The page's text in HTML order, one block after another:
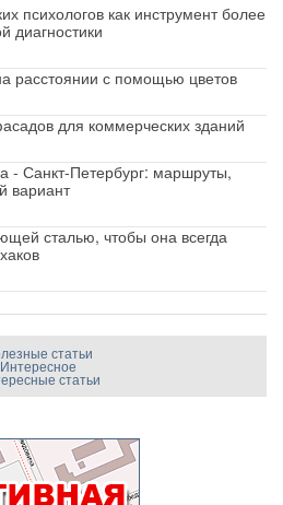
психологов как инструмент более
диагностики
расстоянии с помощью цветов
для коммерческих зданий
- Санкт-Петербург: маршруты,
вариант
сталью, чтобы она всегда
статьи
Интересное
статьи